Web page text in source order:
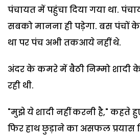
पंचायत में पहुंचा दिया गया था.
सबको मानना ही पड़ेगा. बस पंचों
था पर पंच अभी तकआये नहीं थे.
अंदर के कमरे में बैठी निम्मो शादी के
रही थी.
"मुझे ये शादी नहीं करनी है," कहते
फिर हाथ छुड़ाने का असफल प्रयास